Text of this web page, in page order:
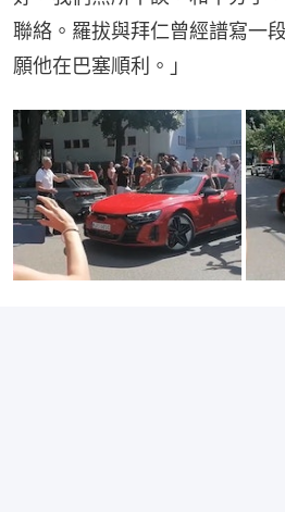
聯絡。羅拔與拜仁曾經譜寫一
願他在巴塞順利。」